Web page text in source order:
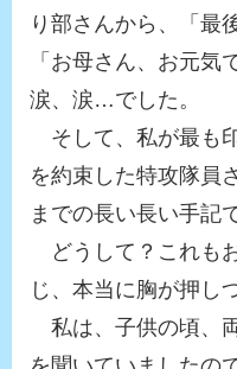
り部さんから、「最
「お母さん、お元気
涙、涙…でした。
そして、私が最も
を約束した特攻隊員
までの長い長い手記
どうして？これも
じ、本当に胸が押し
私は、子供の頃、